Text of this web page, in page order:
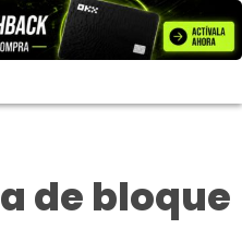
de bloque